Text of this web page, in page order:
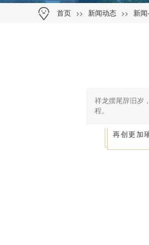
首页 >> 新闻动态 >> 新闻
祥龙摆尾辞旧岁
程。
再创更加